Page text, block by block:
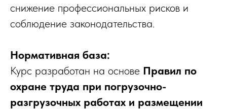
снижение профессиональных рисков и
соблюдение законодательства.
Нормативная база:
Курс разработан на основе Правил по
охране труда при погрузочно-
разгрузочных работах и размещении